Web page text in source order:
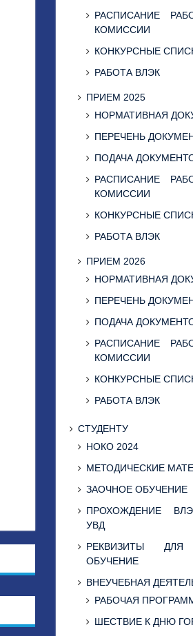
РАСПИСАНИЕ
КОМИССИИ
КОНКУРСНЫЕ
РАБОТА ВЛЭК
ПРИЕМ 2025
НОРМАТИВНАЯ
ПЕРЕЧЕНЬ
ПОДАЧА
РАСПИСАНИЕ
КОМИССИИ
КОНКУРСНЫЕ
РАБОТА ВЛЭК
ПРИЕМ 2026
НОРМАТИВНАЯ
ПЕРЕЧЕНЬ
ПОДАЧА
РАСПИСАНИЕ
КОМИССИИ
КОНКУРСНЫЕ
РАБОТА ВЛЭК
СТУДЕНТУ
НОКО 2024
МЕТОДИЧЕСКИЕ
ЗАОЧНОЕ ОБУЧЕНИЕ
ПРОХОЖДЕНИЕ
УВД
РЕКВИЗИТЫ
ОБУЧЕНИЕ
ВНЕУЧЕБНАЯ
РАБОЧАЯ
ШЕСТВИЕ К ДНЮ